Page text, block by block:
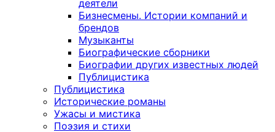
деятели
Бизнесмены. Истории компаний и
брендов
Музыканты
Биографические сборники
Биографии других известных людей
Публицистика
Публицистика
Исторические романы
Ужасы и мистика
Поэзия и стихи